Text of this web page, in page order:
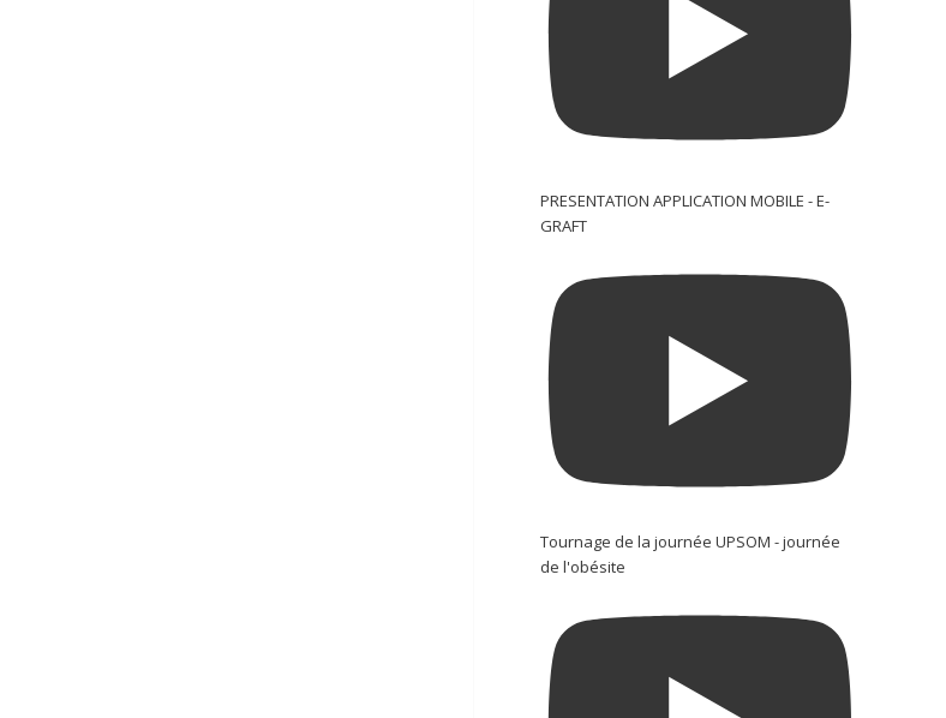
PRESENTATION APPLICATION MOBILE - E-
GRAFT
Tournage de la journée UPSOM - journée
de l'obésite